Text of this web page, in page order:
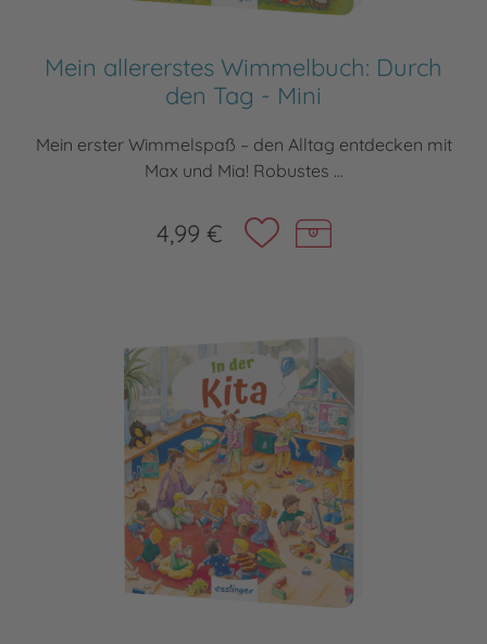
Mein allererstes Wimmelbuch: Durch
den Tag - Mini
Mein erster Wimmelspaß – den Alltag entdecken mit
Max und Mia! Robustes ...
4,99 €